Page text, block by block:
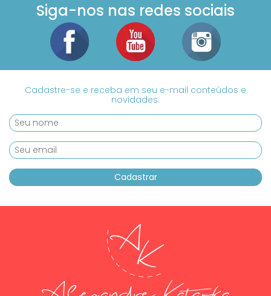
Siga-nos nas redes sociais
Cadastre-se e receba em seu e-mail conteúdos e
novidades.